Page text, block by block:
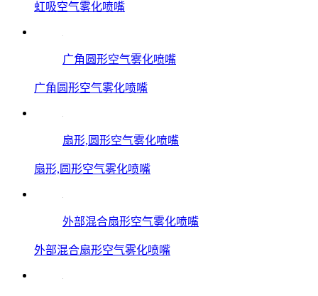
虹吸空气雾化喷嘴
广角圆形空气雾化喷嘴
广角圆形空气雾化喷嘴
扇形,圆形空气雾化喷嘴
扇形,圆形空气雾化喷嘴
外部混合扇形空气雾化喷嘴
外部混合扇形空气雾化喷嘴